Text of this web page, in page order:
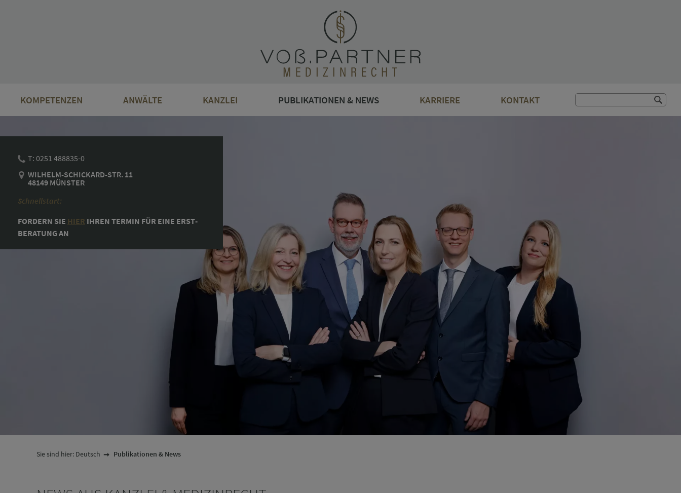
überspringen
KOMPETENZEN ANWÄLTE KANZLEI PUBLIKATIONEN & NEWS KARRIERE KONTAKT
T: 0251 488835-0
WILHELM-SCHICKARD-STR. 11
48149 MÜNSTER
Schnellstart:
FORDERN SIE HIER IHREN TER­MIN FÜR EINE ERST­
BE­RA­TUNG AN
Ihre Daten, die Sie im Rahmen der Kontaktanfrage angeben,
behandeln wir vertraulich. Nähere Informationen zur
Deutsch Publikationen & News